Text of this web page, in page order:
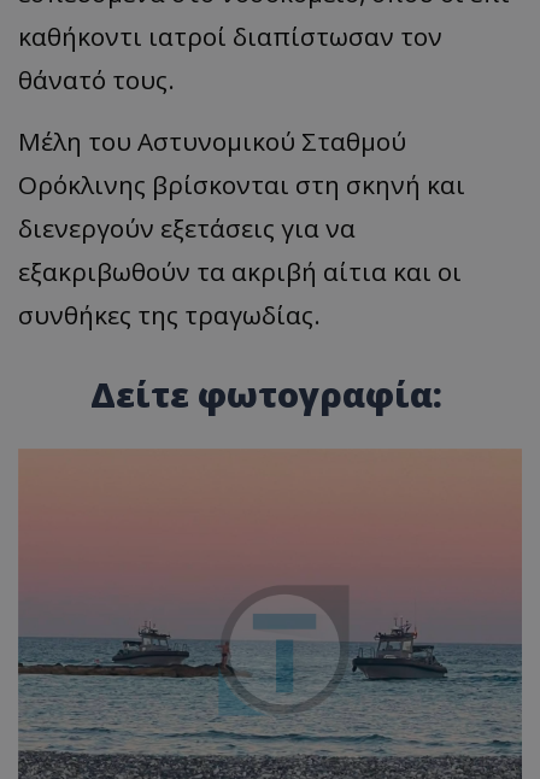
καθήκοντι ιατροί διαπίστωσαν τον
θάνατό τους.
Μέλη του Αστυνομικού Σταθμού
Ορόκλινης βρίσκονται στη σκηνή και
διενεργούν εξετάσεις για να
εξακριβωθούν τα ακριβή αίτια και οι
συνθήκες της τραγωδίας.
Δείτε φωτογραφία: